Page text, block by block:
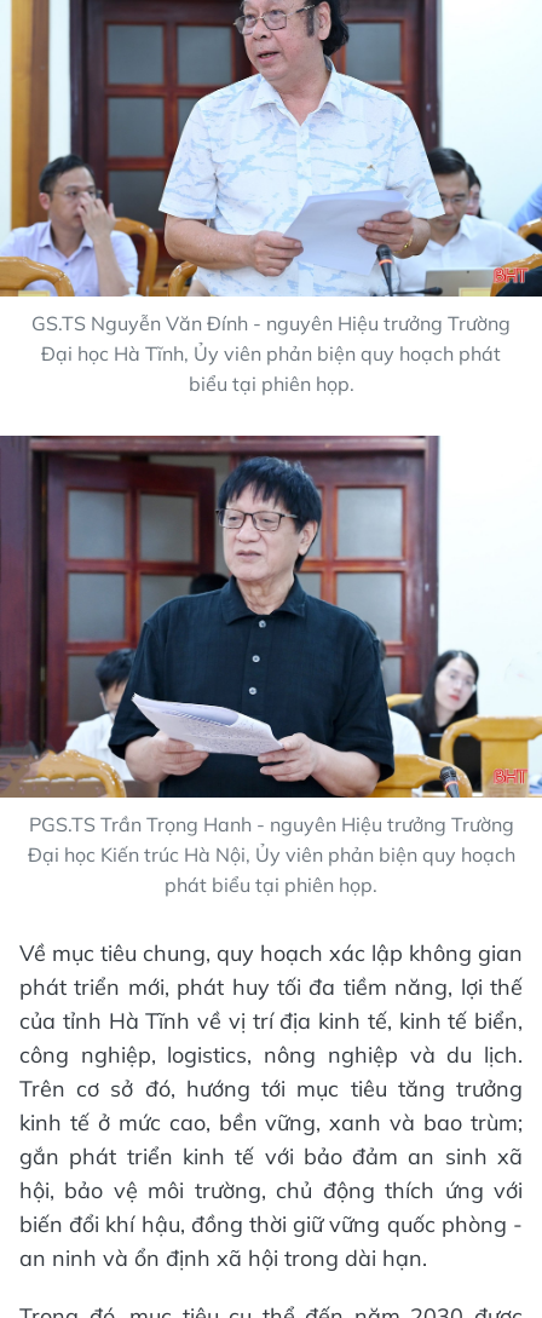
GS.TS Nguyễn Văn Đính - nguyên Hiệu trưởng Trường
Đại học Hà Tĩnh, Ủy viên phản biện quy hoạch phát
biểu tại phiên họp.
PGS.TS Trần Trọng Hanh - nguyên Hiệu trưởng Trường
Đại học Kiến trúc Hà Nội, Ủy viên phản biện quy hoạch
phát biểu tại phiên họp.
Về mục tiêu chung, quy hoạch xác lập không gian
phát triển mới, phát huy tối đa tiềm năng, lợi thế
của tỉnh Hà Tĩnh về vị trí địa kinh tế, kinh tế biển,
công nghiệp, logistics, nông nghiệp và du lịch.
Trên cơ sở đó, hướng tới mục tiêu tăng trưởng
kinh tế ở mức cao, bền vững, xanh và bao trùm;
gắn phát triển kinh tế với bảo đảm an sinh xã
hội, bảo vệ môi trường, chủ động thích ứng với
biến đổi khí hậu, đồng thời giữ vững quốc phòng -
an ninh và ổn định xã hội trong dài hạn.